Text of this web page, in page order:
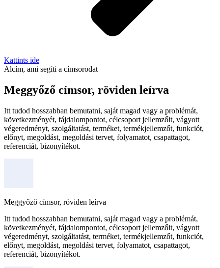
Kattints ide
Alcím, ami segíti a címsorodat
Meggyőző címsor, röviden leírva
Itt tudod hosszabban bemutatni, saját magad vagy a problémát,
következményét, fájdalompontot, célcsoport jellemzőit, vágyott
végeredményt, szolgáltatást, terméket, termékjellemzőt, funkciót,
előnyt, megoldást, megoldási tervet, folyamatot, csapattagot,
referenciát, bizonyítékot.
Meggyőző címsor, röviden leírva
Itt tudod hosszabban bemutatni, saját magad vagy a problémát,
következményét, fájdalompontot, célcsoport jellemzőit, vágyott
végeredményt, szolgáltatást, terméket, termékjellemzőt, funkciót,
előnyt, megoldást, megoldási tervet, folyamatot, csapattagot,
referenciát, bizonyítékot.